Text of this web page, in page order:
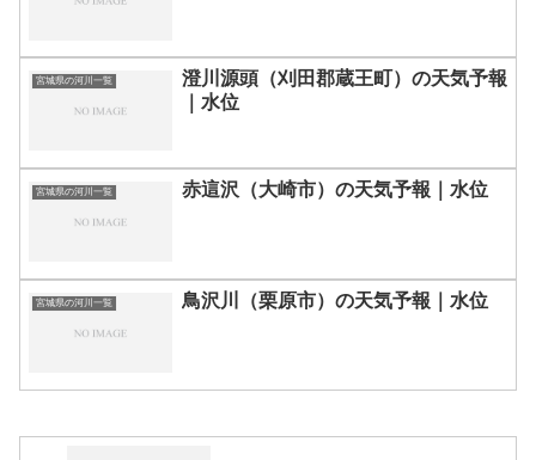
宮城県の河川一覧
澄川源頭（刈田郡蔵王町）の天気予報
｜水位
宮城県の河川一覧 赤這沢（大崎市）の天気予報｜水位
宮城県の河川一覧 鳥沢川（栗原市）の天気予報｜水位